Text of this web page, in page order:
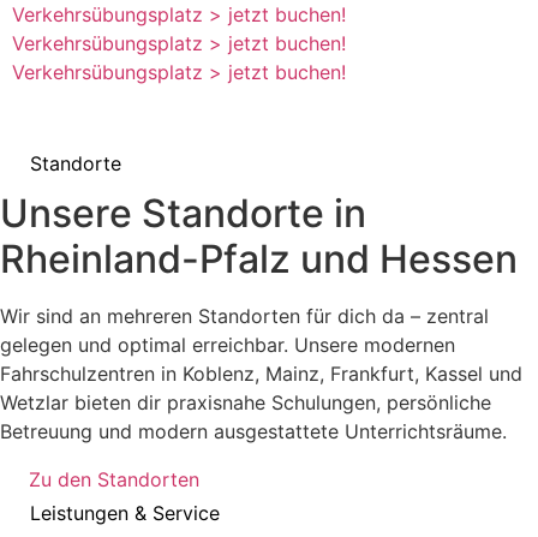
Verkehrsübungsplatz > jetzt buchen!
Verkehrsübungsplatz > jetzt buchen!
Verkehrsübungsplatz > jetzt buchen!
Standorte
Unsere Standorte in
Rheinland-Pfalz und Hessen
Wir sind an mehreren Standorten für dich da – zentral
gelegen und optimal erreichbar. Unsere modernen
Fahrschulzentren in Koblenz, Mainz, Frankfurt, Kassel und
Wetzlar bieten dir praxisnahe Schulungen, persönliche
Betreuung und modern ausgestattete Unterrichtsräume.
Zu den Standorten
Leistungen & Service